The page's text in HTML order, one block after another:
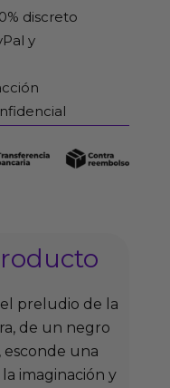
discreto
y
preludio de la
de un negro
, esconde una
imaginación y